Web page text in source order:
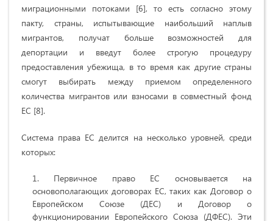
миграционными потоками [6], то есть согласно этому
пакту, страны, испытывающие наибольший наплыв
мигрантов, получат больше возможностей для
депортации и введут более строгую процедуру
предоставления убежища, в то время как другие страны
смогут выбирать между приемом определенного
количества мигрантов или взносами в совместный фонд
ЕС [8].
Система права ЕС делится на несколько уровней, среди
которых:
Первичное право ЕС основывается на
основополагающих договорах ЕС, таких как Договор о
Европейском Союзе (ДЕС) и Договор о
функционировании Европейского Союза (ДФЕС). Эти